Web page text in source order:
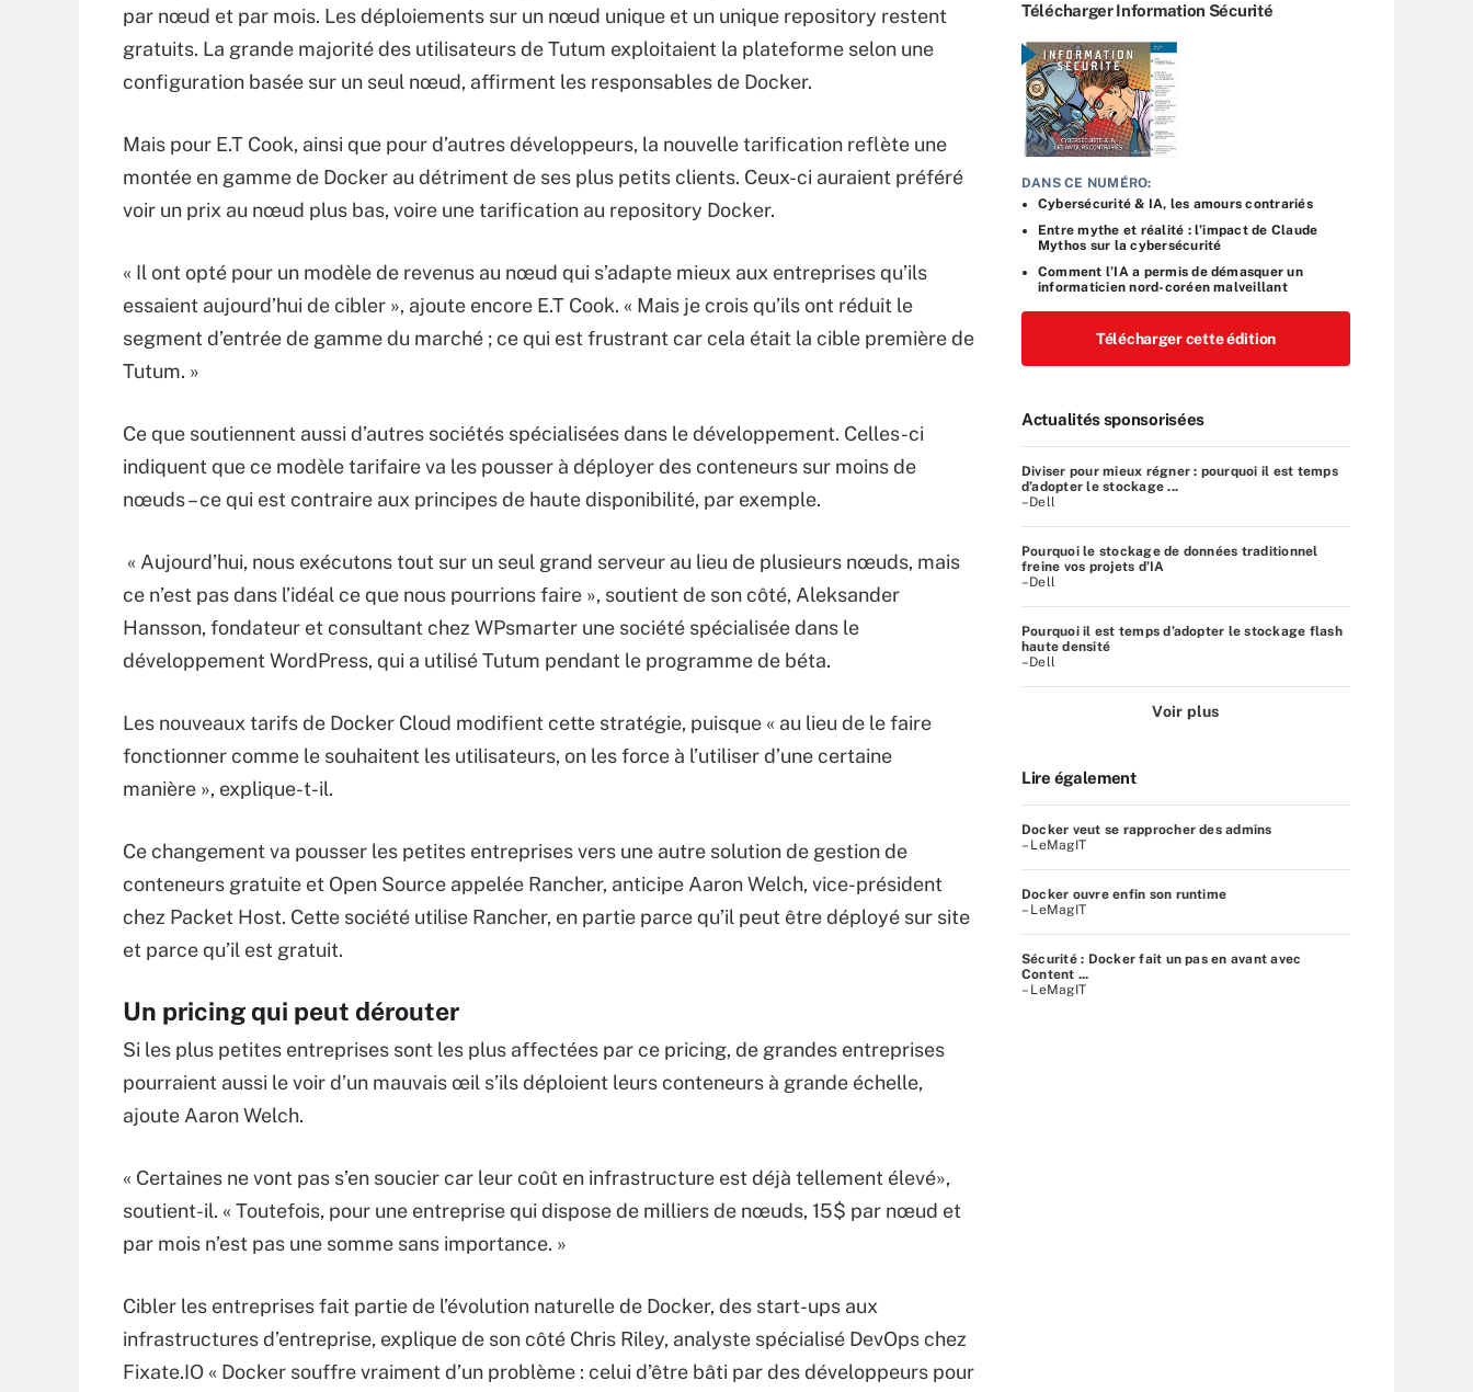
par nœud et par mois. Les déploiements sur un nœud unique et un unique repository restent
gratuits. La grande majorité des utilisateurs de Tutum exploitaient la plateforme selon une
configuration basée sur un seul nœud, affirment les responsables de Docker.
Mais pour E.T Cook, ainsi que pour d’autres développeurs, la nouvelle tarification reflète une
montée en gamme de Docker au détriment de ses plus petits clients. Ceux-ci auraient préféré
voir un prix au nœud plus bas, voire une tarification au repository Docker.
« Il ont opté pour un modèle de revenus au nœud qui s’adapte mieux aux entreprises qu’ils
essaient aujourd’hui de cibler », ajoute encore E.T Cook. « Mais je crois qu’ils ont réduit le
segment d’entrée de gamme du marché ; ce qui est frustrant car cela était la cible première de
Tutum. »
Ce que soutiennent aussi d’autres sociétés spécialisées dans le développement. Celles-ci
indiquent que ce modèle tarifaire va les pousser à déployer des conteneurs sur moins de
nœuds – ce qui est contraire aux principes de haute disponibilité, par exemple.
« Aujourd’hui, nous exécutons tout sur un seul grand serveur au lieu de plusieurs nœuds, mais
ce n’est pas dans l’idéal ce que nous pourrions faire », soutient de son côté, Aleksander
Hansson, fondateur et consultant chez WPsmarter une société spécialisée dans le
développement WordPress, qui a utilisé Tutum pendant le programme de béta.
Les nouveaux tarifs de Docker Cloud modifient cette stratégie, puisque « au lieu de le faire
fonctionner comme le souhaitent les utilisateurs, on les force à l’utiliser d’une certaine
manière », explique-t-il.
Ce changement va pousser les petites entreprises vers une autre solution de gestion de
conteneurs gratuite et Open Source appelée Rancher, anticipe Aaron Welch, vice-président
chez Packet Host. Cette société utilise Rancher, en partie parce qu’il peut être déployé sur site
et parce qu’il est gratuit.
Un pricing qui peut dérouter
Si les plus petites entreprises sont les plus affectées par ce pricing, de grandes entreprises
pourraient aussi le voir d’un mauvais œil s’ils déploient leurs conteneurs à grande échelle,
ajoute Aaron Welch.
« Certaines ne vont pas s’en soucier car leur coût en infrastructure est déjà tellement élevé»,
soutient-il. « Toutefois, pour une entreprise qui dispose de milliers de nœuds, 15$ par nœud et
par mois n’est pas une somme sans importance. »
Cibler les entreprises fait partie de l’évolution naturelle de Docker, des start-ups aux
infrastructures d’entreprise, explique de son côté Chris Riley, analyste spécialisé DevOps chez
Fixate.IO « Docker souffre vraiment d’un problème : celui d’être bâti par des développeurs pour
Télécharger Information Sécurité
DANS CE NUMÉRO:
Cybersécurité & IA, les amours contrariés
Entre mythe et réalité : l’impact de Claude
Mythos sur la cybersécurité
Comment l’IA a permis de démasquer un
informaticien nord-coréen malveillant
Télécharger cette édition
Actualités sponsorisées
Diviser pour mieux régner : pourquoi il est temps
d’adopter le stockage ...
–Dell
Pourquoi le stockage de données traditionnel
freine vos projets d’IA
–Dell
Pourquoi il est temps d’adopter le stockage flash
haute densité
–Dell
Voir plus
Lire également
Docker veut se rapprocher des admins
– LeMagIT
Docker ouvre enfin son runtime
– LeMagIT
Sécurité : Docker fait un pas en avant avec
Content ...
– LeMagIT